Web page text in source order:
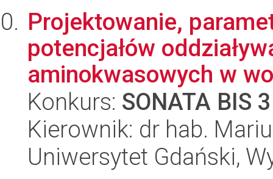
Projektowanie,
potencjałów
aminokwasowych w
Konkurs: SONATA BIS 3
Kierownik: dr hab.
Uniwersytet Gdański,